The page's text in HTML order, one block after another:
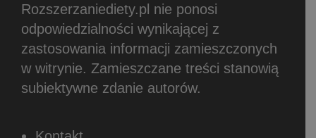
Rozszerzaniediety.pl nie ponosi
odpowiedzialności wynikającej z
zastosowania informacji zamieszczonych
w witrynie. Zamieszczane treści stanowią
subiektywne zdanie autorów.